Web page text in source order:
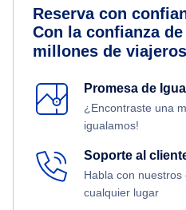
Reserva con
Con la confianza
millones de viajeros
Promesa de
¿Encontraste una
igualamos!
Soporte al
Habla con
cualquier lugar